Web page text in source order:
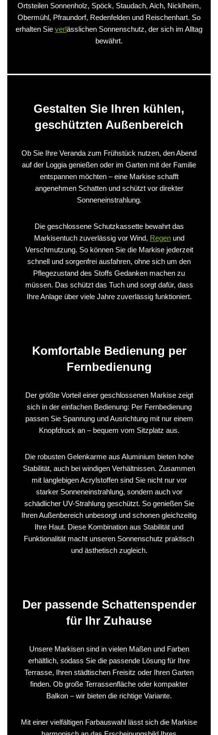
Ortsteilen Sonnenholz, Spöck, Staudach, Aich, Nicklheim,
Obermühl, Pfraundorf, Redenfelden und Reischenhart. So
erhalten Sie verlässlichen Sonnenschutz, der sich im Alltag
bewährt.
Gestalten Sie Ihren kühlen,
geschützten Außenbereich
Ob Sie Ihre Veranda zum Frühstück nutzen, den Abend
auf der Loggia genießen oder im Garten mit der Familie
entspannen möchten – eine Markise schafft
angenehmen Schatten und schützt vor direkter
Sonneneinstrahlung.
Die geschlossene Schutzkassette bewahrt das
Markisentuch zuverlässig vor Wind, Regenund
Verschmutzung. So können Sie die Markise jederzeit
schnell und sorgenfrei ausfahren, ohne sich um den
Pflegezustand des Stoffs Gedanken machen zu
müssen. Das schützt das Tuch und sorgt dafür, dass
Ihre Anlage über viele Jahre zuverlässig funktioniert.
Komfortable Bedienung per
Fernbedienung
Der größte Vorteil einer geschlossenen Markise zeigt
sich in der einfachen Bedienung: Per Fernbedienung
passen Sie Spannung und Ausrichtung mit nur einem
Knopfdruck an – bequem vom Sitzplatz aus.
Die robusten Gelenkarme aus Aluminium bieten hohe
Stabilität, auch bei windigen Verhältnissen. Zusammen
mit langlebigen Acrylstoffen sind Sie nicht nur vor
starker Sonneneinstrahlung, sondern auch vor
schädlicher UV-Strahlung geschützt. So genießen Sie
Ihren Außenbereich unbesorgt und schonen gleichzeitig
Ihre Haut. Diese Kombination aus Stabilität und
Funktionalität macht unseren Sonnenschutz praktisch
und ästhetisch zugleich.
Der passende Schattenspender
für Ihr Zuhause
Unsere Markisen sind in vielen Maßen und Farben
erhältlich, sodass Sie die passende Lösung für Ihre
Terrasse, Ihren städtischen Freisitz oder Ihren Garten
finden. Ob große Terrassenfläche oder kompakter
Balkon – wir bieten die richtige Variante.
Mit einer vielfältigen Farbauswahl lässt sich die Markise